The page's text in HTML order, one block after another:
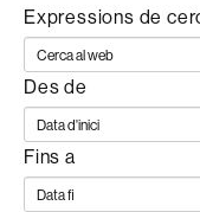
Expressions de
Des de
Fins a